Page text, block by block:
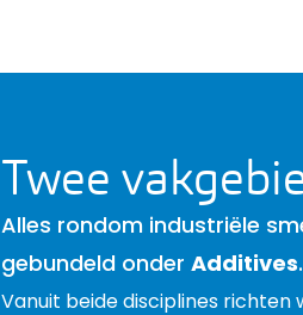
Twee
Alles rondom industriële
gebundeld onder Additives.
Vanuit beide disciplines richten